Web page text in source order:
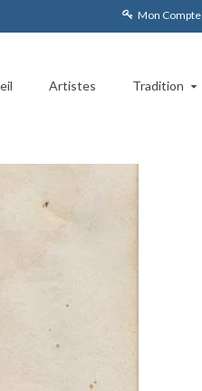
Mon Compte
Artistes Tradition